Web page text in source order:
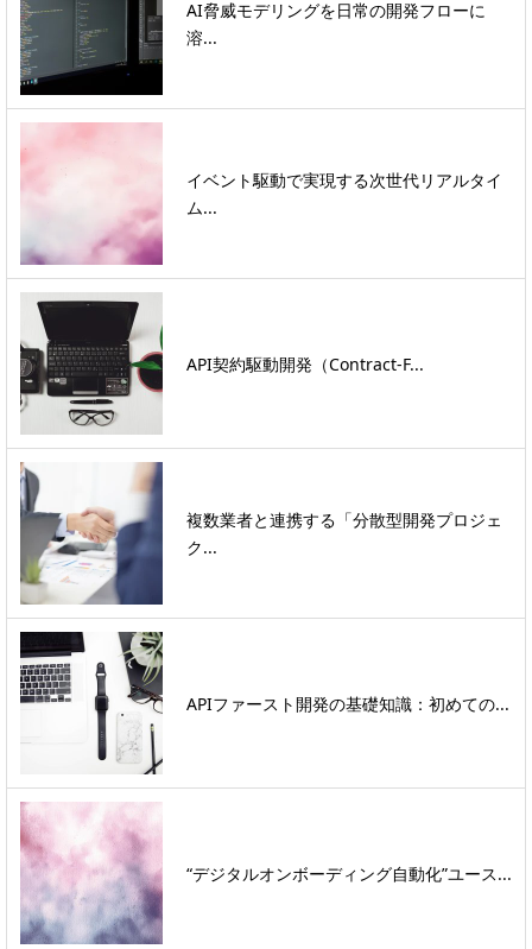
AI脅威モデリングを日常の開発フローに
溶...
イベント駆動で実現する次世代リアルタイ
ム...
API契約駆動開発（Contract-F...
複数業者と連携する「分散型開発プロジェ
ク...
APIファースト開発の基礎知識：初めての...
“デジタルオンボーディング自動化”ユース...